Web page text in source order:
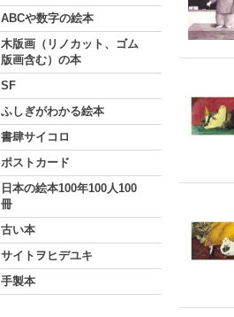
ABCや数字の絵本
木版画（リノカット、ゴム
版画含む）の本
SF
ふしぎがわかる絵本
書肆サイコロ
ポストカード
日本の絵本100年100人100
冊
古い本
サイトヲヒデユキ
手製本